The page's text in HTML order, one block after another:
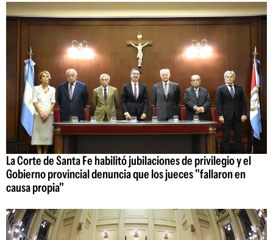
La Corte de Santa Fe habilitó jubilaciones de privilegio y el
Gobierno provincial denuncia que los jueces "fallaron en
causa propia"